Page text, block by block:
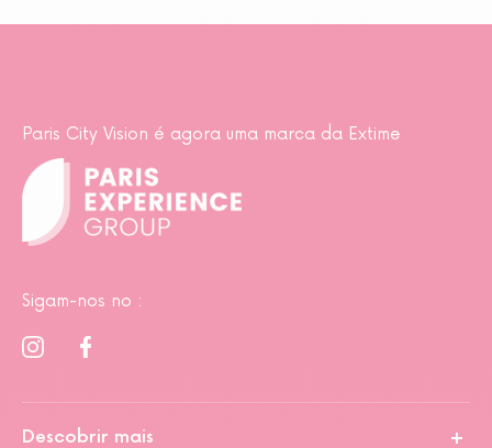
Paris City Vision é agora uma marca da Extime
Sigam-nos no :
Descobrir mais